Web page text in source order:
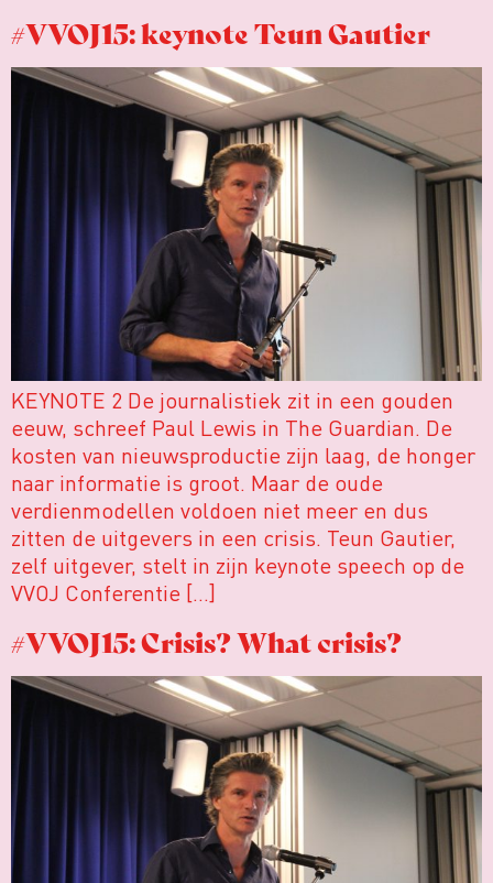
#VVOJ15: keynote Teun Gautier
KEYNOTE 2 De journalistiek zit in een gouden
eeuw, schreef Paul Lewis in The Guardian. De
kosten van nieuwsproductie zijn laag, de honger
naar informatie is groot. Maar de oude
verdienmodellen voldoen niet meer en dus
zitten de uitgevers in een crisis. Teun Gautier,
zelf uitgever, stelt in zijn keynote speech op de
VVOJ Conferentie […]
#VVOJ15: Crisis? What crisis?